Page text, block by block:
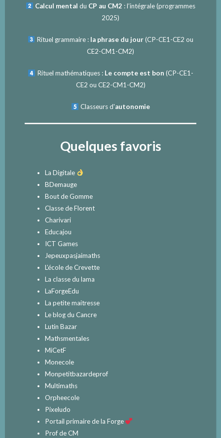
Calcul mental du CP au CM2 : l’intégrale (programmes
2025)
Rituel grammaire : la phrase du jour(CP-CE1-CE2 ou
CE2-CM1-CM2)
Rituel mathématiques : Le compte est bon (CP-CE1-
CE2 ou CE2-CM1-CM2)
Classeurs d'autonomie
Quelques favoris
La Digitale
BDemauge
Bout de Gomme
Classe de Florent
Charivari
Educajou
ICT Games
Jepeuxpasjaimaths
L’école de Crevette
La classe du lama
LaForgeEdu
La petite maitresse
Le blog du Cancre
Lutin Bazar
Mathsmentales
MiCetF
Monecole
Monpetitbazardeprof
Multimaths
Orpheecole
Pixeludo
Portail primaire de la Forge
Prof de CM